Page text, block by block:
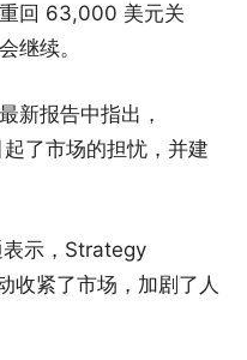
回 63,000 美元关
继续。
新报告中指出，
了市场的担忧，并建
示，Strategy
收紧了市场，加剧了人